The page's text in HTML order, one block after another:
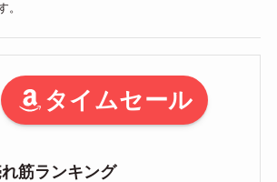
。
タイムセール
筋ランキング